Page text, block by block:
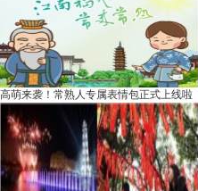
高萌来袭！常熟人专属表情包正式上线啦